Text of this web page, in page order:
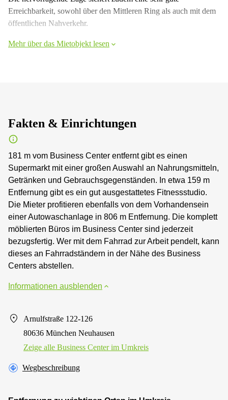
Erreichbarkeit, sowohl über den Mittleren Ring als auch mit dem
öffentlichen Nahverkehr.
Mehr über das Mietobjekt lesen
Fakten & Einrichtungen
181 m vom Business Center entfernt gibt es einen
Supermarkt mit einer großen Auswahl an Nahrungsmitteln,
Getränken und Gebrauchsgegenständen. In etwa 159 m
Entfernung gibt es ein gut ausgestattetes Fitnessstudio.
Die Mieter profitieren ebenfalls von dem Vorhandensein
einer Autowaschanlage in 806 m Entfernung. Die komplett
möblierten Büros im Business Center sind jederzeit
bezugsfertig. Wer mit dem Fahrrad zur Arbeit pendelt, kann
dieses an Fahrradständern in der Nähe des Business
Centers abstellen.
Informationen ausblenden
Arnulfstraße 122-126
80636 München Neuhausen
Zeige alle Business Center im Umkreis
Wegbeschreibung